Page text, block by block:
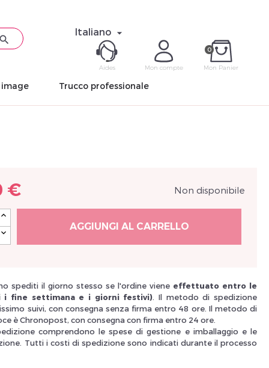

Italiano 
0
Mon Panier
Mon compte
Nouveau
Aides
Trucco professionale
€ Non disponibile
AGGIUNGI AL CARRELLO
spediti il giorno stesso se l'ordine viene effettuato entro le
i fine settimana e i giorni festivi) . Il metodo di spedizione
suivi, con consegna senza firma entro 48 ore. Il metodo di
è Chronopost, con consegna con firma entro 24 ore.
comprendono le spese di gestione e imballaggio e le
Tutti i costi di spedizione sono indicati durante il processo